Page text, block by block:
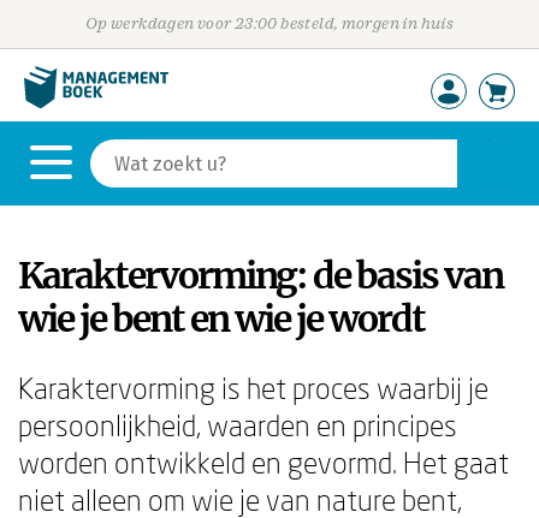
Op werkdagen voor 23:00 besteld, morgen in huis
Karaktervorming: de basis van
wie je bent en wie je wordt
Karaktervorming is het proces waarbij je
persoonlijkheid, waarden en principes
worden ontwikkeld en gevormd. Het gaat
niet alleen om wie je van nature bent,